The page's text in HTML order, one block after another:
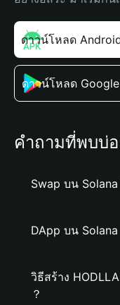
ดาวน์โหลด
ดาวน์โหลด
คำถามที่พบบ่
Swap บน
DApp บน Solana
วิธีสร้าง
？